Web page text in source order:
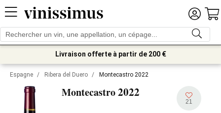
Livraison offerte à partir de 200 €
Espagne / Ribera del Duero / Montecastro 2022
Montecastro2022
21